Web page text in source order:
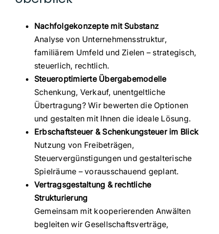
Nachfolgekonzepte mit Substanz
Analyse von Unternehmensstruktur,
familiärem Umfeld und Zielen – strategisch,
steuerlich, rechtlich.
Steueroptimierte Übergabemodelle
Schenkung, Verkauf, unentgeltliche
Übertragung? Wir bewerten die Optionen
und gestalten mit Ihnen die ideale Lösung.
Erbschaftsteuer & Schenkungsteuer im Blick
Nutzung von Freibeträgen,
Steuervergünstigungen und gestalterische
Spielräume – vorausschauend geplant.
Vertragsgestaltung & rechtliche
Strukturierung
Gemeinsam mit kooperierenden Anwälten
begleiten wir Gesellschaftsverträge,